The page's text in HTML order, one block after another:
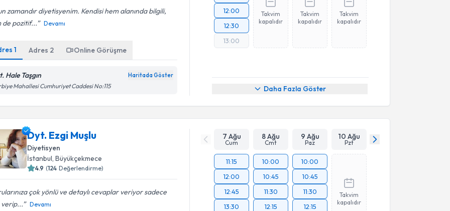
zamandır diyetisyenim. Kendisi hem alanında bilgili,
de pozitif...
Devamı
1 Adres 2 Online Görüşme
Hale Taşgın Haritada Göster
Mahallesi Cumhuriyet Caddesi No:115
12:00
12:30
13:00
Takvim
kapalıdır
Takvim
kapalıdır
Takvim
kapalıdır
Daha Fazla Göster
Dyt. Ezgi Muşlu
Diyetisyen
İstanbul, Büyükçekmece
4.9 (124 Değerlendirme)
çok yönlü ve detaylı cevaplar veriyor sadece
verip...
Devamı
7 Ağu
Cum
8 Ağu
Cmt
9 Ağu
Paz
10 Ağu
Pzt
11:15
12:00
12:45
13:30
10:00
10:45
11:30
12:15
10:00
10:45
11:30
12:15
Takvim
kapalıdır